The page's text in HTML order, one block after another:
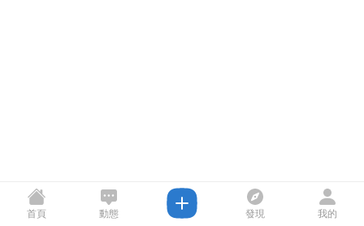
首頁 動態 發現 我的